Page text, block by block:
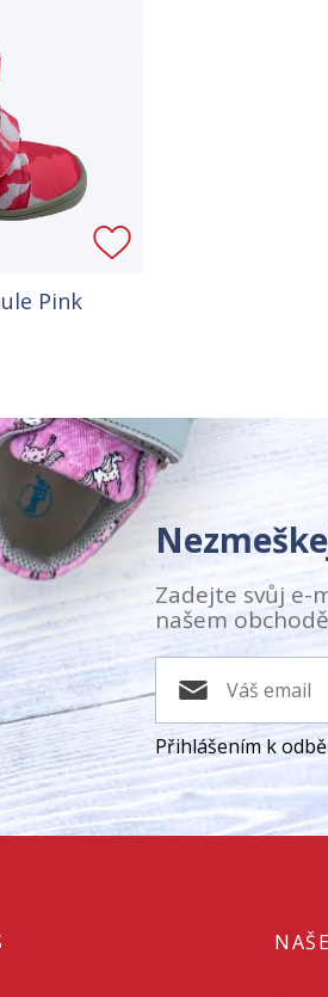
Pink
Zadejte svůj e-
našem
Přihlášením k